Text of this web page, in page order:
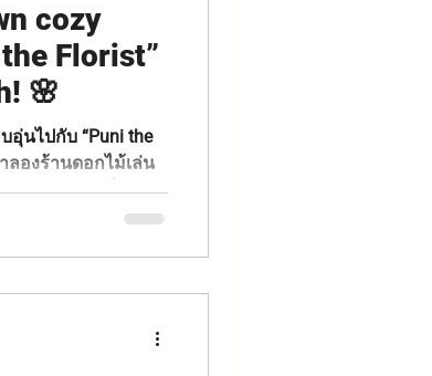
cozy
Florist”
🌸
อุ่นไปกับ “Puni the
ลองร้านดอกไม้เล่น
ดดอกไม้จำเป็น จาก
งราวสุดน่ารัก และ
อมยอด Wishlist ที่
นดอกไม้ จัดช่อให้